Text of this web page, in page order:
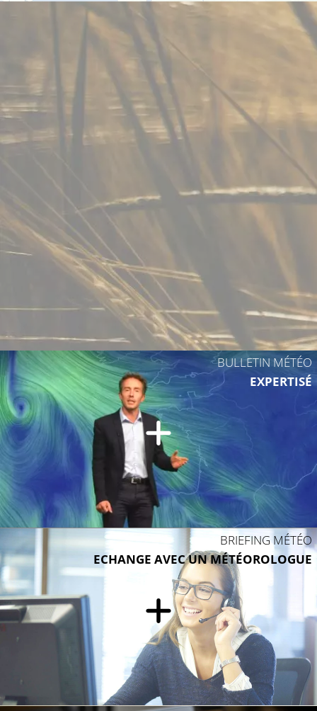
23°C
BULLETIN MÉTÉO
EXPERTISÉ
BRIEFING MÉTÉO
ECHANGE AVEC UN MÉTÉOROLOGUE